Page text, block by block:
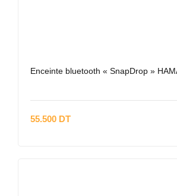
Enceinte bluetooth « SnapDrop »
55.500 DT